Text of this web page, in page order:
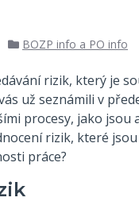
Rubriky
BOZP info a PO info
rizik, který je
už seznámili v
procesy, jako jsou
rizik, které
práce?